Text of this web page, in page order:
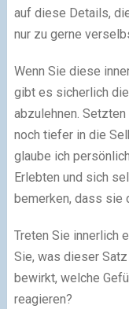
auf diese Details,
nur zu gerne
Wenn Sie diese
gibt es sicherlich
abzulehnen.
noch tiefer in die
glaube ich
Erlebten und sich
bemerken, dass sie
Treten Sie innerlich
Sie, was dieser
bewirkt, welche
reagieren?